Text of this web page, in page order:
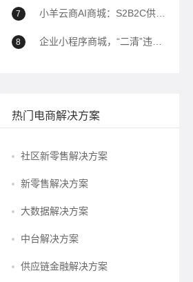
7 小羊云商AI商城：S2B2C供应链到全域运营的商业模式白皮书——以AI驱动私域电商生态重构
8 企业小程序商城，“二清”违规封禁的解决方案
热门电商解决方案
社区新零售解决方案
新零售解决方案
大数据解决方案
中台解决方案
供应链金融解决方案